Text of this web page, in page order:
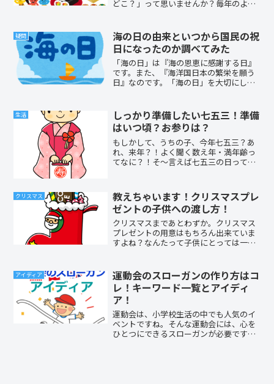
どこ？」って思いませんか？毎年のよう
～」などと考えるのは私だけ？そんな方
法…実はあるんです!!...
疑問
海の日の由来といつから国民の祝
日になったのか調べてみた
「海の日」は『海の恩恵に感謝する日』
です。また、『海洋国日本の繁栄を願う
日』なのです。「海の日」を大切にした
ます。ただ祝日を増やすために制定され
たのではないのです。よく...
生活
しっかり準備したい七五三！準備
はいつ頃？お参りは？
もしかして、うちの子、今年七五三？あ
れ、来年？！よく聞く数え年・満年齢っ
てなに？！そ～言えば七五三の日ってい
参りに行かなかったら、子供に災難がか
かってしまう？！なんて、...
クリスマス
教えちゃいます！クリスマスプレ
ゼントの子供への渡し方！
クリスマスまであとわずか。クリスマス
プレゼントの用意はもちろん出来ていま
すよね？なんたって子供にとっては一大
そぉーっと枕元にプレゼントを置く。簡
単なことだけど、これって意外...
アイディア
運動会のスローガンの作り方はコ
レ！キーワード一覧とアイディ
ア！
運動会は、小学校生活の中でも人気のイ
ベントですね。そんな運動会には、心を
ひとつにできるスローガンが必要です。